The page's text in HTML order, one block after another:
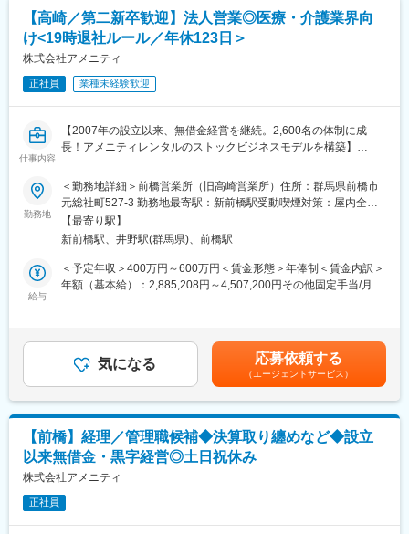
り
・AIを活用したシステム開発や業務効率化のための新技術導入
■扱うサービス
義肢・装具の製造販売、最新デジタル設備によるオーダーメイド
開発、既製品の改良
■組織構成
現場スタッフ、設計・開発担当、サポート担当が連携して業務を
進めています
■業務の魅力
最新設備と技術を用いたモノづくりに携われるほか、次世代の開
極的に形にできる風土があります。
■教育体制
OJTを中心に先輩スタッフが丁寧に指導しますので、安心して業
務に取り組めます。
完全週休2日制（土日祝休み）、年間休日129日、直行直帰や柔軟
な働き方が可能です。
最新技術導入と働きやすさを両立し、個々の挑戦を応援する社風
です。
変更の範囲：会社の定める業務
【高崎／第二新卒歓迎】法人営業◎医療・介護業界向
け<19時退社ルール／年休123日＞
株式会社アメニティ
正社員 業種未経験歓迎
仕事内容
【2007年の設立以来、無借金経営を継続。2,600名の体制に成
長！アメニティレンタルのストックビジネスモデルを構築】
を図るため、このたび新たな仲間をお迎えすることとなりまし
た。
■業務詳細：
病院や介護施設に向けて、入院・入所時に必要な衣類やタオル、
日用品などをレンタルできる「アメニティサポートシステム」を
提案する営業です。ニーズに応じて、人材派遣・紹介サービスや
献性も高く、今後の高齢化社会において成長が見込める成長産業
です。 また、病院や介護施設の業務軽減に貢献する事で、患者
様、利用者様へのサービス向上に直結する為、大変やりがいのあ
■キャリアアップについて：
本人の頑張りを昇給、昇格にて評価される制度が御座います。ま
た、事業拡大に伴い、新規の営業所も出店しており、営業所長や
エリアを管理する責任者などのポストがある為、早期のキャリア
アップが見込めます。 ※実際に入社4年前後で所長になった中途入
社の方もいらっしゃいます。
勤務地
＜勤務地詳細＞前橋営業所（旧高崎営業所）住所：群馬県前橋市
元総社町527-3 勤務地最寄駅：新前橋駅受動喫煙対策：屋内全面
禁煙変更の範囲：会社の定める事業所
【最寄り駅】
新前橋駅、井野駅(群馬県)、前橋駅
給与
＜予定年収＞400万円～600万円＜賃金形態＞年俸制＜賃金内訳＞
年額（基本給）：2,885,208円～4,507,200円その他固定手当/月：
無＞有＜残業手当＞有＜給与補足＞※経験・能力・前職の給与など
を考慮するため上下する可能性があります・評価：年2回（4月・
10月/売上実績だけでなく取り組み姿勢や提案プロセスなどの定性
評価も重視）・年収例：370-480万円(主任/入社2-3年)⇒420-550
万円(係長/入社3-5年)賃金はあくまでも目安の金額であり、選考を
通じて上下する可能性があります。月給(月額)は固定手当を含めた
表記です。
気になる 応募依頼する
（エージェントサービス）
【前橋】経理／管理職候補◆決算取り纏めなど◆設立
以来無借金・黒字経営◎土日祝休み
株式会社アメニティ
正社員